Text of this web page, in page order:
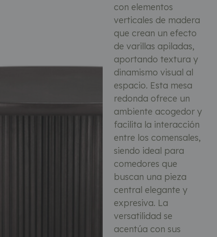
con elementos
verticales de madera
que crean un efecto
de varillas apiladas,
aportando textura y
dinamismo visual al
espacio. Esta mesa
redonda ofrece un
ambiente acogedor y
facilita la interacción
entre los comensales,
siendo ideal para
comedores que
buscan una pieza
central elegante y
expresiva. La
versatilidad se
acentúa con sus